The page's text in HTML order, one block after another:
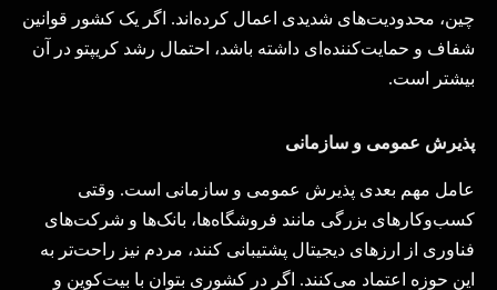
چین، محدودیت‌های شدیدی اعمال کرده‌اند. اگر یک کشور قوانین
شفاف و حمایت‌کننده‌ای داشته باشد، احتمال رشد کریپتو در آن
بیشتر است.
پذیرش عمومی و سازمانی
عامل مهم بعدی پذیرش عمومی و سازمانی است. وقتی
کسب‌وکارهای بزرگی مانند فروشگاه‌ها، بانک‌ها و شرکت‌های
فناوری از ارزهای دیجیتال پشتیبانی کنند، مردم نیز راحت‌تر به
این حوزه اعتماد می‌کنند. اگر در کشوری بتوان با بیت‌کوین و